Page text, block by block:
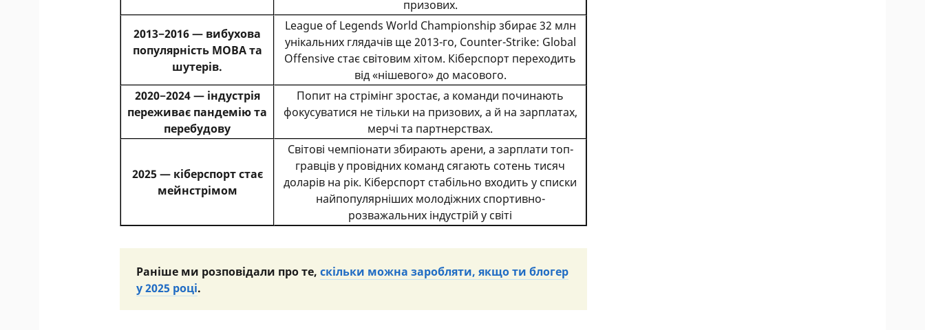
призових.
2013−2016 — вибухова
популярність MOBA та
шутерів.
League of Legends World Championship збирає 32 млн
унікальних глядачів ще 2013-го, Counter-Strike: Global
Offensive стає світовим хітом. Кіберспорт переходить
від «нішевого» до масового.
2020−2024 — індустрія
переживає пандемію та
перебудову
Попит на стрімінг зростає, а команди починають
фокусуватися не тільки на призових, а й на зарплатах,
мерчі та партнерствах.
2025 — кіберспорт стає
мейнстрімом
Світові чемпіонати збирають арени, а зарплати топ-
гравців у провідних команд сягають сотень тисяч
доларів на рік. Кіберспорт стабільно входить у списки
найпопулярніших молодіжних спортивно-
розважальних індустрій у світі
Раніше ми розповідали про те,скільки можна заробляти, якщо ти блогер
у 2025 році.